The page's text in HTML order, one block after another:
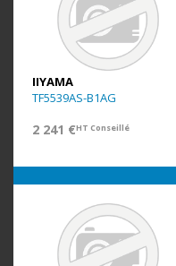
IIYAMA
TF5539AS-B1AG
2 241 €HT Conseillé